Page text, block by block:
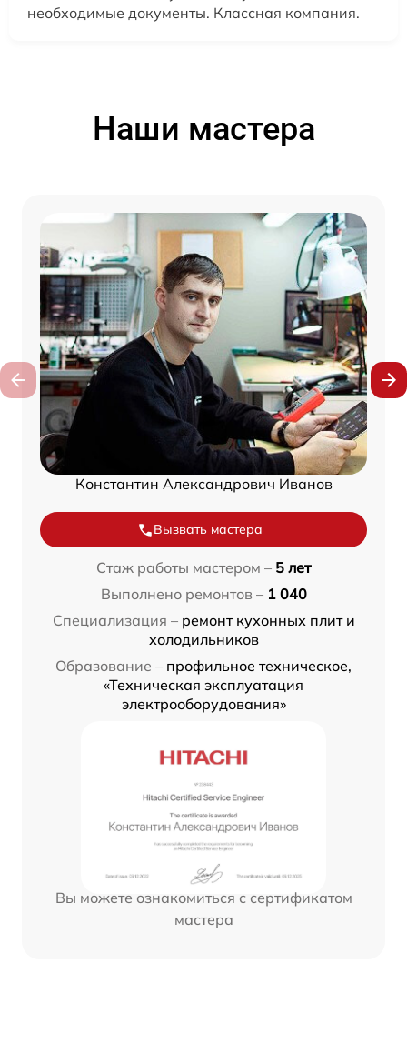
необходимые документы. Классная компания.
Наши мастера
Константин Александрович Иванов
Вызвать мастера
Стаж работы мастером – 5 лет
Выполнено ремонтов – 1 040
Специализация – ремонт кухонных плит и
холодильников
Образование – профильное техническое,
«Техническая эксплуатация
электрооборудования»
Вы можете ознакомиться с сертификатом
мастера